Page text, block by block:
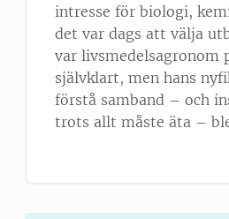
intresse för biologi,
det var dags att välja
var livsmedelsagronom
självklart, men hans
förstå samband – och
trots allt måste äta –